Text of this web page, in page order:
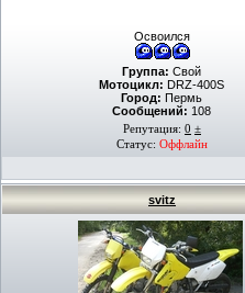
Освоился
Группа: Свой
Мотоцикл: DRZ-400S
Город: Пермь
Сообщений: 108
Репутация: 0 ±
Статус: Оффлайн
svitz